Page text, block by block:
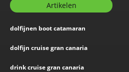
Artikelen
dolfijnen boot catamaran
dolfijn cruise gran canaria
drink cruise gran canaria